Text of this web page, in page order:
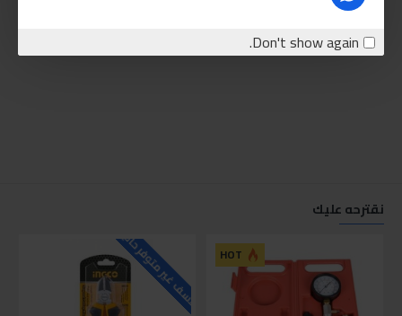
Don't show again.
نقترحه عليك
HOT للاسف غير متوفر حاليا